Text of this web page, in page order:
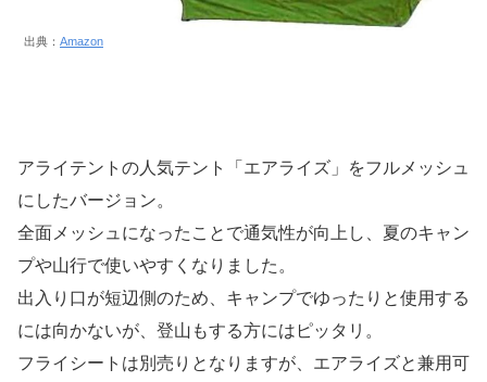
出典： Amazon
アライテントの人気テント「エアライズ」をフルメッシュ
にしたバージョン。
全面メッシュになったことで通気性が向上し、夏のキャン
プや山行で使いやすくなりました。
出入り口が短辺側のため、キャンプでゆったりと使用する
には向かないが、登山もする方にはピッタリ。
フライシートは別売りとなりますが、エアライズと兼用可